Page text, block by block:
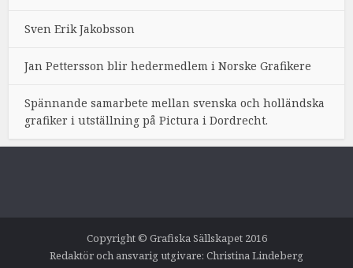
Sven Erik Jakobsson
Jan Pettersson blir hedermedlem i Norske Grafikere
Spännande samarbete mellan svenska och holländska
grafiker i utställning på Pictura i Dordrecht.
Copyright © Grafiska Sällskapet 2016
Redaktör och ansvarig utgivare: Christina Lindeberg